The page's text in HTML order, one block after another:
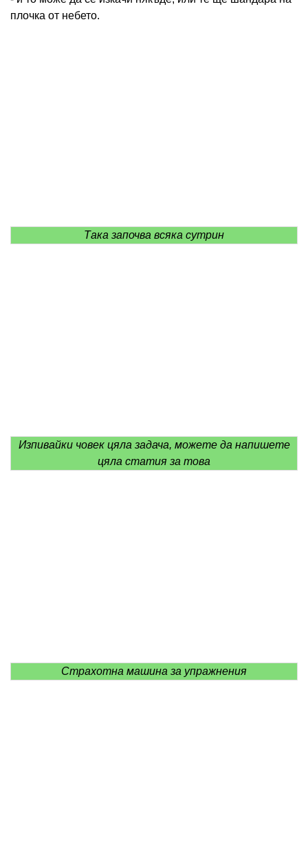
плочка от небето.
Така започва всяка сутрин
Изпивайки човек цяла задача, можете да напишете
цяла статия за това
Страхотна машина за упражнения